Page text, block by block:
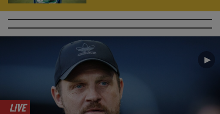
►
LIVE